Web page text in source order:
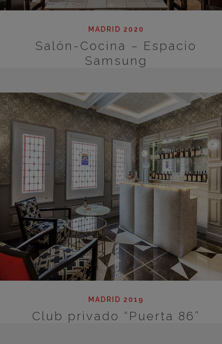
MADRID 2020
Salón-Cocina – Espacio
Samsung
MADRID 2019
Club privado “Puerta 86”